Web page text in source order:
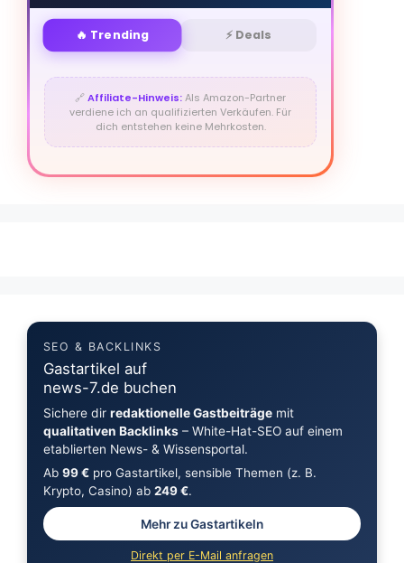
🔥 Trending ⚡ Deals
🔗Affiliate-Hinweis:Als Amazon-Partner
verdiene ich an qualifizierten Verkäufen. Für
dich entstehen keine Mehrkosten.
SEO & BACKLINKS
Gastartikel auf
news-7.de buchen
Sichere dir redaktionelle Gastbeiträgemit
qualitativen Backlinks– White-Hat-SEO auf einem
etablierten News- & Wissensportal.
Ab 99 €pro Gastartikel, sensible Themen (z. B.
Krypto, Casino) ab 249 €.
Mehr zu Gastartikeln
Direkt per E-Mail anfragen